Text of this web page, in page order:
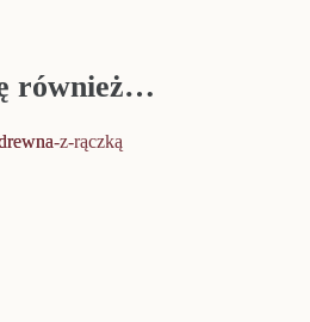
również…